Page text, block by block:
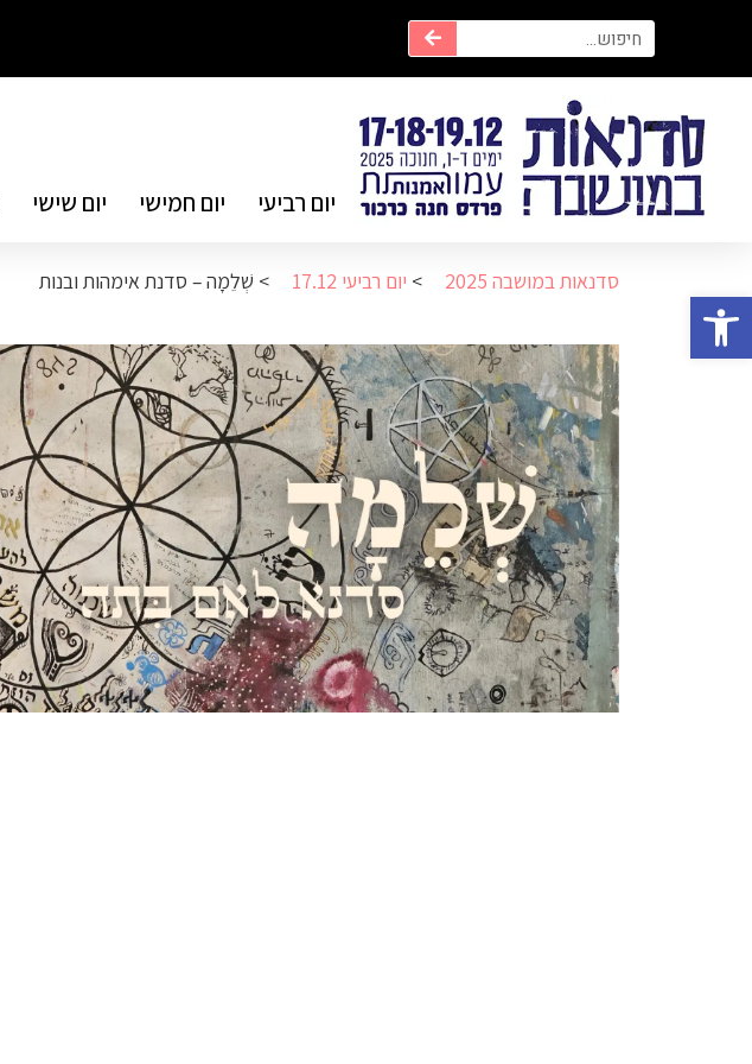
פתח סרגל נגישות
יום רביעי יום חמישי יום שישי
סדנאות במושבה 2025 > יום רביעי 17.12 > שְׁלֵמָה – סדנת אימהות ובנות